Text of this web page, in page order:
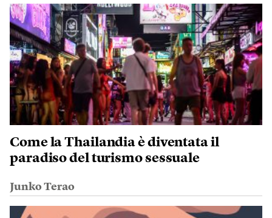
Come la Thailandia è diventata il
paradiso del turismo sessuale
Junko Terao